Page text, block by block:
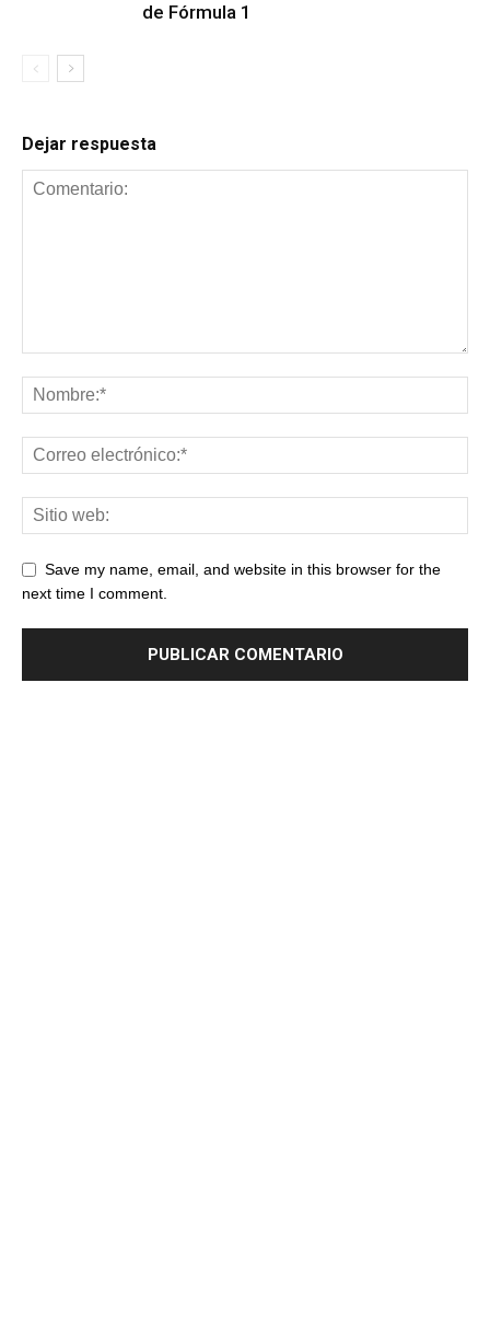
de Fórmula 1
Dejar respuesta
Save my name, email, and website in this browser for the
next time I comment.